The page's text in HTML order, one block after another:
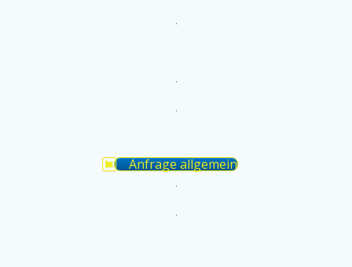
.
.
.
Anfrage allgemein
.
.